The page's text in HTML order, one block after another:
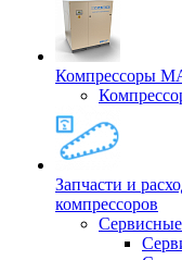
Компрессоры
Запчасти и
компрессоров